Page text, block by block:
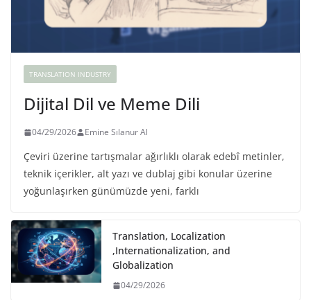
TRANSLATION INDUSTRY
Dijital Dil ve Meme Dili
04/29/2026 Emine Sılanur Al
Çeviri üzerine tartışmalar ağırlıklı olarak edebî metinler,
teknik içerikler, alt yazı ve dublaj gibi konular üzerine
yoğunlaşırken günümüzde yeni, farklı
Translation, Localization
,Internationalization, and
Globalization
04/29/2026